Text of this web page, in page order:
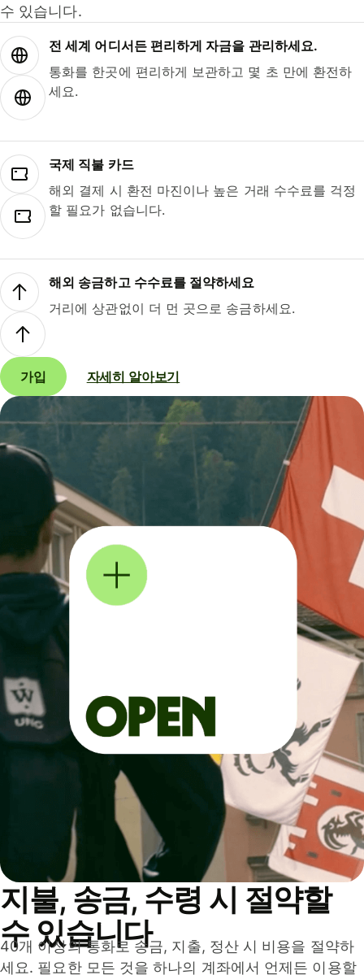
수 있습니다.
전 세계 어디서든 편리하게 자금을 관리하세요.
통화를 한곳에 편리하게 보관하고 몇 초 만에 환전하
세요.
국제 직불 카드
해외 결제 시 환전 마진이나 높은 거래 수수료를 걱정
할 필요가 없습니다.
해외 송금하고 수수료를 절약하세요
거리에 상관없이 더 먼 곳으로 송금하세요.
가입 자세히 알아보기
지불, 송금, 수령 시 절약할
수 있습니다
40개 이상의 통화로 송금, 지출, 정산 시 비용을 절약하
세요. 필요한 모든 것을 하나의 계좌에서 언제든 이용할